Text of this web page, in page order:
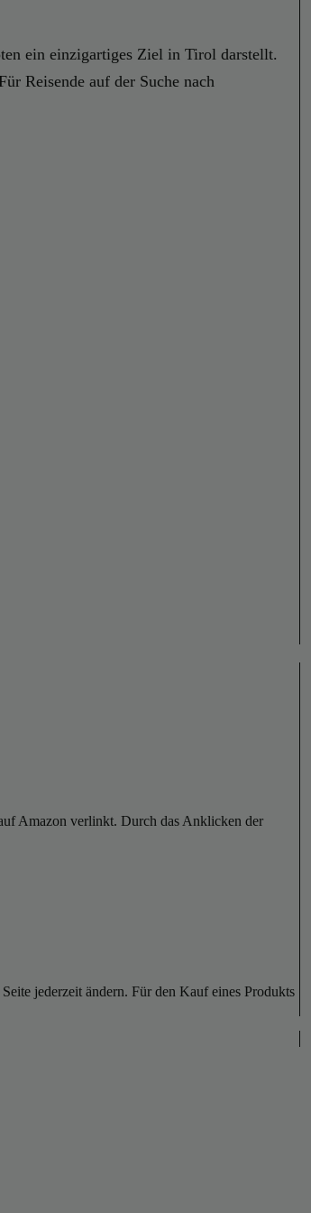
ein einzigartiges Ziel in Tirol darstellt.
Reisende auf der Suche nach
Amazon verlinkt. Durch das Anklicken der
jederzeit ändern. Für den Kauf eines Produkts